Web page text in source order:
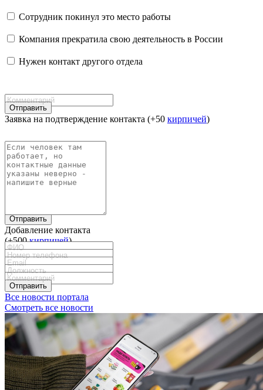
Сотрудник покинул это место работы
Компания прекратила свою деятельность в России
Нужен контакт другого отдела
Отправить
Заявка на подтверждение контакта (+50 кирпичей)
Отправить
Добавление контакта
(+500кирпичей)
Отправить
Все новости портала
Смотреть все новости